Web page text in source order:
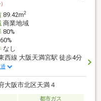
89.42m2
商業地域
80%
なし
西線 大阪天満宮駅 徒歩4分
大阪市北区天満４
都市ガス